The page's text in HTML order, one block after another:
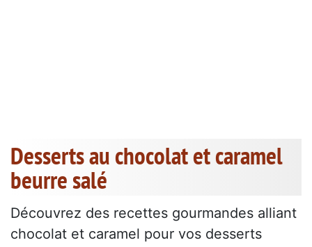
Desserts au chocolat et caramel
beurre salé
Découvrez des recettes gourmandes alliant
chocolat et caramel pour vos desserts